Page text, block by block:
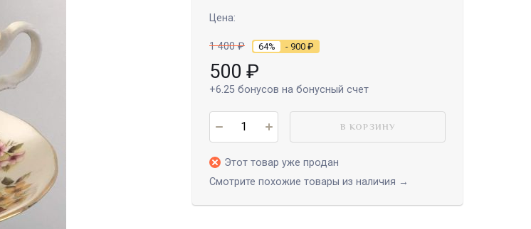
Цена:
1 400₽ 64% - 900 ₽
500 ₽
+6.25 бонусов на бонусный счет
В КОРЗИНУ
Этот товар уже продан
Смотрите похожие товары из наличия →